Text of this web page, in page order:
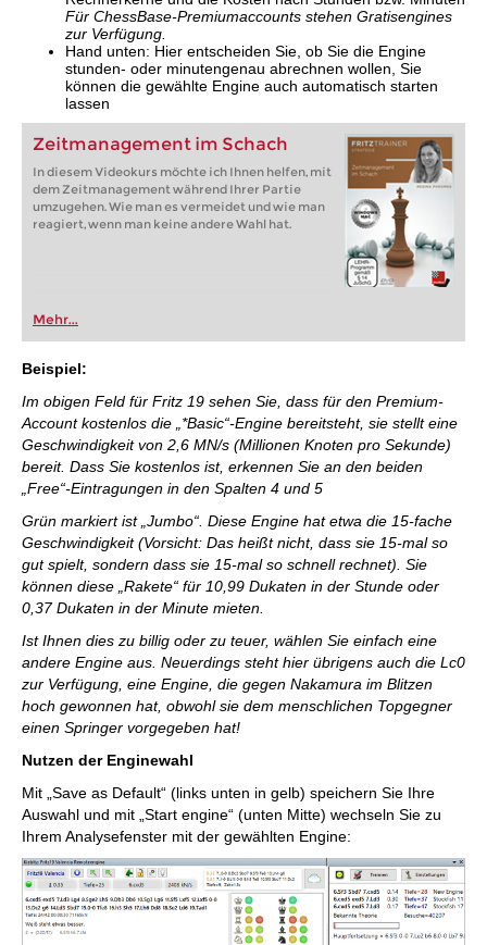
Für ChessBase-Premiumaccounts stehen Gratisengines
zur Verfügung.
Hand unten: Hier entscheiden Sie, ob Sie die Engine
stunden- oder minutengenau abrechnen wollen, Sie
können die gewählte Engine auch automatisch starten
lassen
Zeitmanagement im Schach
In diesem Videokurs möchte ich Ihnen helfen, mit
dem Zeitmanagement während Ihrer Partie
umzugehen. Wie man es vermeidet und wie man
reagiert, wenn man keine andere Wahl hat.
Mehr...
Beispiel:
Im obigen Feld für Fritz 19 sehen Sie, dass für den Premium-
Account kostenlos die „*Basic“-Engine bereitsteht, sie stellt eine
Geschwindigkeit von 2,6 MN/s (Millionen Knoten pro Sekunde)
bereit. Dass Sie kostenlos ist, erkennen Sie an den beiden
„Free“-Eintragungen in den Spalten 4 und 5
Grün markiert ist „Jumbo“. Diese Engine hat etwa die 15-fache
Geschwindigkeit (Vorsicht: Das heißt nicht, dass sie 15-mal so
gut spielt, sondern dass sie 15-mal so schnell rechnet). Sie
können diese „Rakete“ für 10,99 Dukaten in der Stunde oder
0,37 Dukaten in der Minute mieten.
Ist Ihnen dies zu billig oder zu teuer, wählen Sie einfach eine
andere Engine aus. Neuerdings steht hier übrigens auch die Lc0
zur Verfügung, eine Engine, die gegen Nakamura im Blitzen
hoch gewonnen hat, obwohl sie dem menschlichen Topgegner
einen Springer vorgegeben hat!
Nutzen der Enginewahl
Mit „Save as Default“ (links unten in gelb) speichern Sie Ihre
Auswahl und mit „Start engine“ (unten Mitte) wechseln Sie zu
Ihrem Analysefenster mit der gewählten Engine: